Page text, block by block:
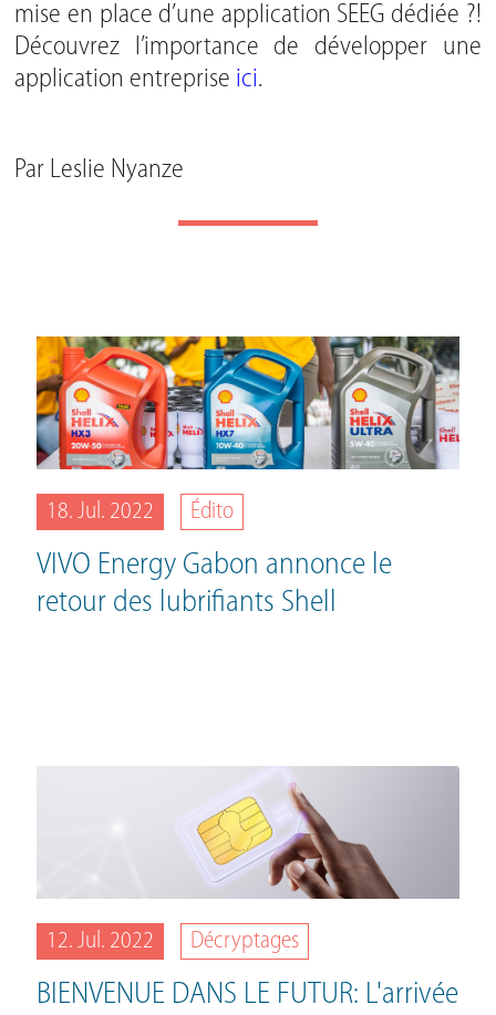
mise en place d’une application SEEG dédiée ?!
Découvrez l’importance de développer une
application entreprise ici.
Par Leslie Nyanze
18. Jul. 2022 Édito
VIVO Energy Gabon annonce le
retour des lubrifiants Shell
12. Jul. 2022 Décryptages
BIENVENUE DANS LE FUTUR: L'arrivée